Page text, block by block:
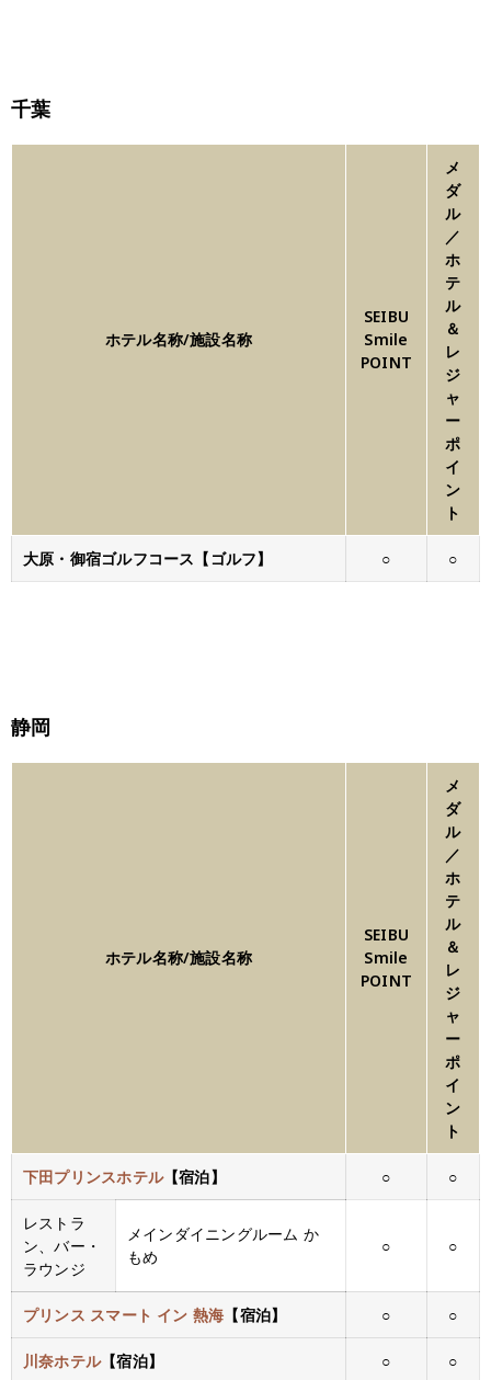
千葉
ホテル名称/施設名称
SEIBU
Smile
POINT
メ
ダ
ル
／
ホ
テ
ル
＆
レ
ジ
ャ
ー
ポ
イ
ン
ト
大原・御宿ゴルフコース【ゴルフ】 ○ ○
静岡
ホテル名称/施設名称
SEIBU
Smile
POINT
メ
ダ
ル
／
ホ
テ
ル
＆
レ
ジ
ャ
ー
ポ
イ
ン
ト
下田プリンスホテル【宿泊】 ○ ○
レストラ
ン、バー・
ラウンジ
メインダイニングルーム か
もめ
○ ○
プリンス スマート イン 熱海 【宿泊】 ○ ○
川奈ホテル【宿泊】 ○ ○